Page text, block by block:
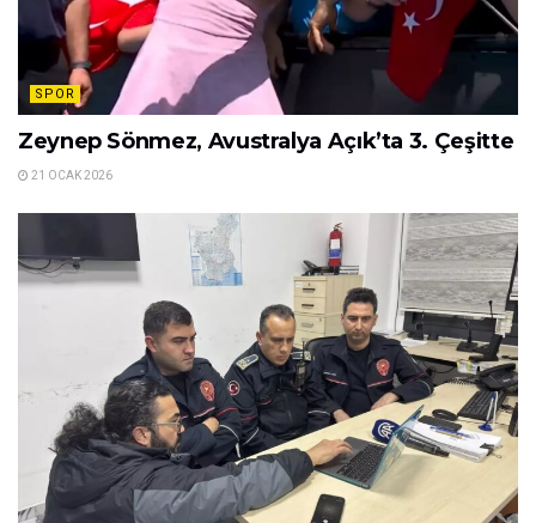
SPOR
Zeynep Sönmez, Avustralya Açık’ta 3. Çeşitte
21 OCAK 2026